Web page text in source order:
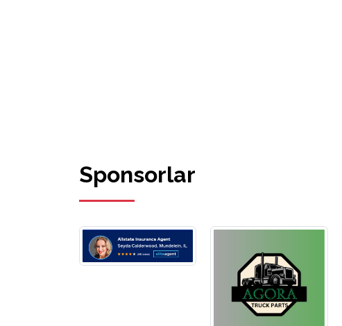
Sponsorlar